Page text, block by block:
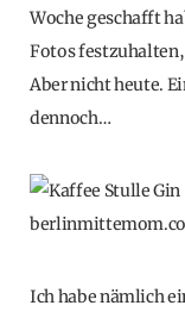
Woche geschafft
Fotos festzuhalten,
Aber nicht heute.
dennoch…
Ich habe nämlich